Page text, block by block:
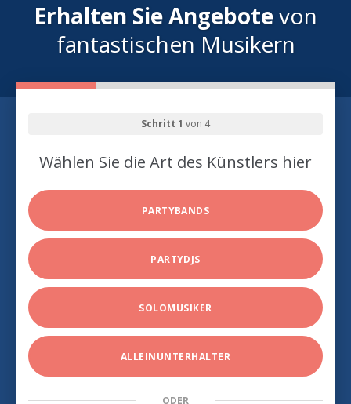
Erhalten Sie Angebotevon
fantastischen Musikern
Schritt 1 von 4
Wählen Sie die Art des Künstlers hier
PARTYBANDS
PARTYDJS
SOLOMUSIKER
ALLEINUNTERHALTER
ODER